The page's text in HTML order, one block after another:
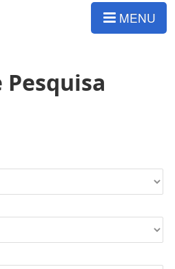
MENU